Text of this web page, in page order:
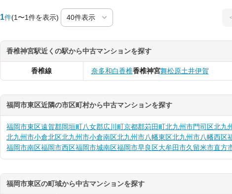
1件(1〜1件を表示)
香椎神宮駅近くの駅から中古マンションを探す
香椎線 奈多和白香椎香椎神宮舞松原土井伊賀
福岡市東区近隣の市区町村から中古マンションを探す
福岡市東区遠賀郡岡垣町八女郡広川町京都郡苅田町北九州市門司区北九
北九州市小倉北区北九州市小倉南区北九州市八幡東区北九州市八幡西区
福岡市南区福岡市西区福岡市城南区福岡市早良区大牟田市久留米市直方
福岡市東区の町域から中古マンションを探す